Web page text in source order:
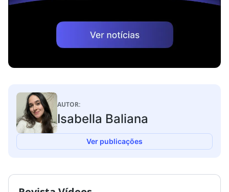
AUTOR:
Isabella Baliana
Ver publicações